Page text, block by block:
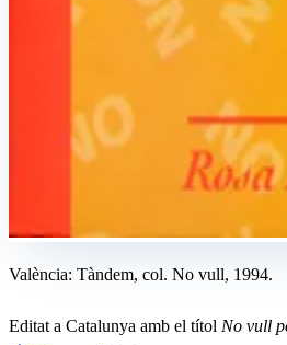
València: Tàndem, col. No vull, 1994.
Editat a Catalunya amb el títol No vull